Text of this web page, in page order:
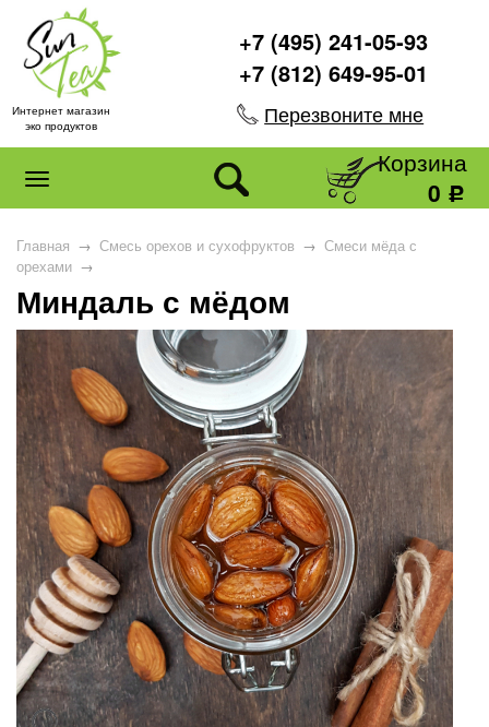
Интернет магазин
эко продуктов
+7 (495) 241-05-93
+7 (812) 649-95-01
Перезвоните мне
Корзина
0 Р
Главная → Смесь орехов и сухофруктов → Смеси мёда с
орехами →
Миндаль с мёдом